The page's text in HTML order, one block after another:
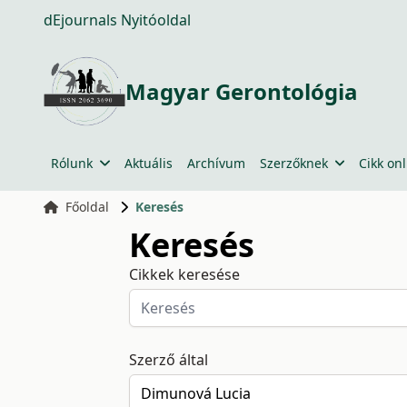
dEjournals Nyitóoldal
Magyar Gerontológia
Rólunk Aktuális Archívum Szerzőknek Cikk
Főoldal Keresés
Keresés
Cikkek keresése
Szerző által